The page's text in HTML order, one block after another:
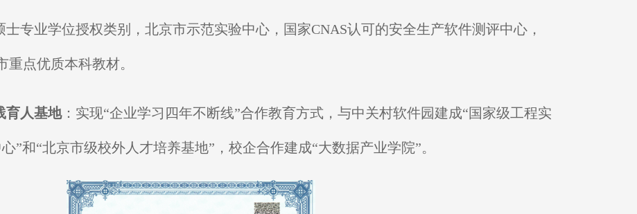
士专业学位授权类别，北京市示范实验中心，国家CNAS认可的安全生产软件测评中心，
点优质本科教材。
育人基地：实现“企业学习四年不断线”合作教育方式，与中关村软件园建成“国家级工程实
”和“北京市级校外人才培养基地”，校企合作建成“大数据产业学院”。